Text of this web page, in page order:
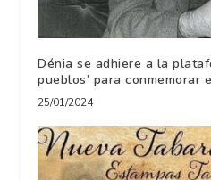
Dénia se adhiere a la
pueblos’ para conmemorar
25/01/2024